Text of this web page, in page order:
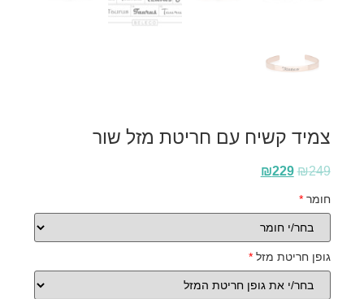
צמיד קשיח עם חריטת מזל שור
₪249
₪229
חומר*
גופן חריטת מזל*